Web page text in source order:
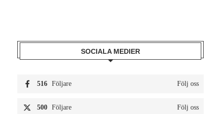
SOCIALA MEDIER
516 Följare Följ oss
500 Följare Följ oss